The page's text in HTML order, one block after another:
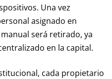
Una vez
asignado en
será retirado, ya
en la capital.
cada propietario